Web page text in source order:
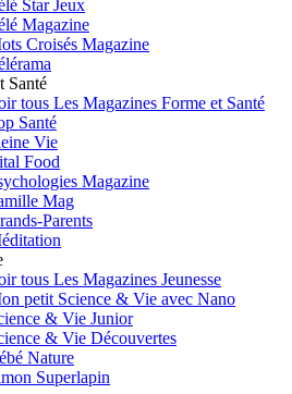
Star Jeux
Magazine
Croisés Magazine
Santé
tous Les Magazines Forme et Santé
Santé
Vie
Food
Magazine
Mag
Parents
tous Les Magazines Jeunesse
petit Science & Vie avec Nano
& Vie Junior
& Vie Découvertes
Nature
Superlapin